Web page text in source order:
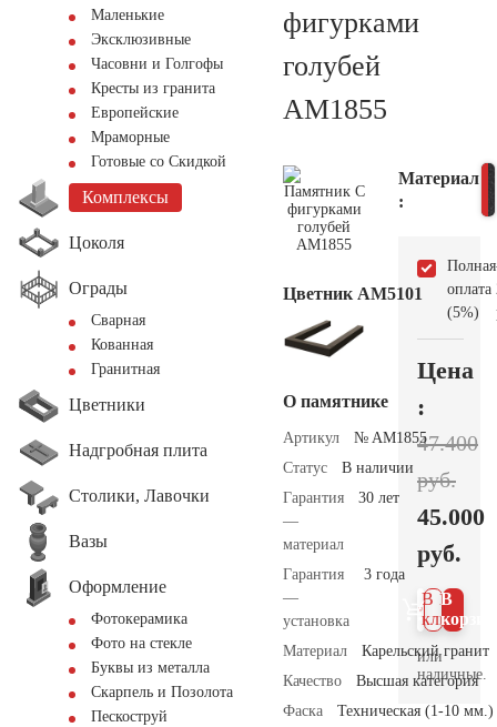
Маленькие
Эксклюзивные
Часовни и Голгофы
Кресты из гранита
Европейские
Мраморные
Готовые со Скидкой
Комплексы
Цоколя
Ограды
Сварная
Кованная
Гранитная
Цветники
Надгробная плита
Столики, Лавочки
Вазы
Оформление
Фотокерамика
Фото на стекле
Буквы из металла
Скарпель и Позолота
Пескоструй
фигурками
голубей
AM1855
Цветник АМ5101
О памятнике
Артикул
№ AM1855
Статус
В наличии
Гарантия
—
материал
30 лет
Гарантия
—
установка
3 года
Материал
Карельский гранит
Качество
Высшая категория
Фаска
Техническая (1-10 мм.)
Материал
:
Полная
оплата
(5%)
Цена
:
47.400
руб.
45.000
руб.
В
В 1
клик
или
наличные.